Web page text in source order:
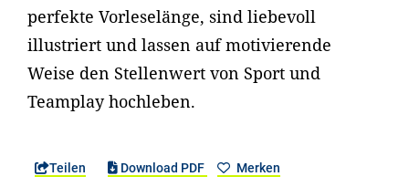
perfekte Vorleselänge, sind liebevoll
illustriert und lassen auf motivierende
Weise den Stellenwert von Sport und
Teamplay hochleben.
Teilen Download PDF Merken